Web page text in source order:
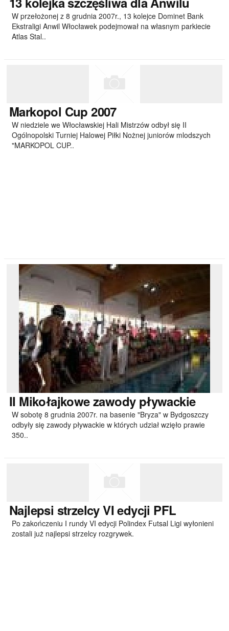
W przełożonej z 8 grudnia 2007r., 13 kolejce Dominet Bank
Ekstraligi Anwil Włocławek podejmował na własnym parkiecie
Atlas Stal..
Markopol Cup 2007
W niedziele we Włocławskiej Hali Mistrzów odbył się II
Ogólnopolski Turniej Halowej Piłki Nożnej juniorów mlodszych
"MARKOPOL CUP..
II Mikołajkowe zawody pływackie
W sobotę 8 grudnia 2007r. na basenie "Bryza" w Bydgoszczy
odbyły się zawody pływackie w których udział wzięło prawie
350..
Najlepsi strzelcy VI edycji PFL
Po zakończeniu I rundy VI edycji Polindex Futsal Ligi wyłonieni
zostali już najlepsi strzelcy rozgrywek.